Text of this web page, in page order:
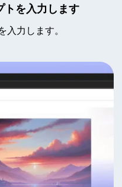
トを入力します
力します。